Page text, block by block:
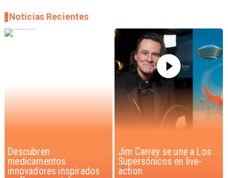
Jim Carrey se une a Los
Supersónicos en live-
action
Iaán: la historia de
superación que inspira a
Chile
Noticias Recientes